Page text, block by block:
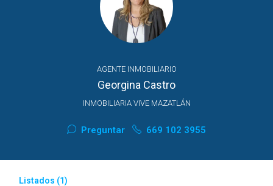
AGENTE INMOBILIARIO
Georgina Castro
INMOBILIARIA VIVE MAZATLÁN
Preguntar 669 102 3955
Listados (1)